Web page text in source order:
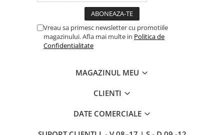
Vreau sa primesc newsletter cu promotiile
magazinului. Afla mai multe in Politica de
Confidentialitate
MAGAZINUL MEU
CLIENTI
DATE COMERCIALE